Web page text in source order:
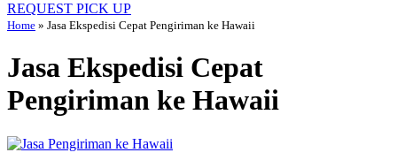
REQUEST PICK UP
Home » Jasa Ekspedisi Cepat Pengiriman ke Hawaii
Jasa Ekspedisi Cepat
Pengiriman ke Hawaii